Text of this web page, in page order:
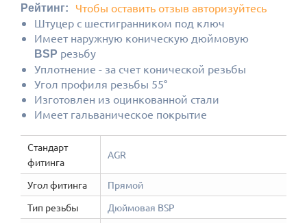
Рейтинг:
Чтобы оставить отзыв авторизуйтесь
Штуцер с шестигранником под ключ
Имеет наружную коническую дюймовую
BSP резьбу
Уплотнение - за счет конической резьбы
Угол профиля резьбы 55°
Изготовлен из оцинкованной стали
Имеет гальваническое покрытие
Стандарт
фитинга
AGR
Угол фитинга
Прямой
Тип резьбы
Дюймовая BSP